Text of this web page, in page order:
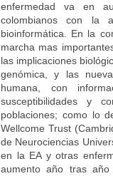
enfermedad va en
colombianos con la
bioinformática. En la
marcha mas
las implicaciones
genómica, y las
humana, con
susceptibilidades y
poblaciones; como lo
Wellcome Trust
de Neurociencias
en la EA y otras
aumento año tras año